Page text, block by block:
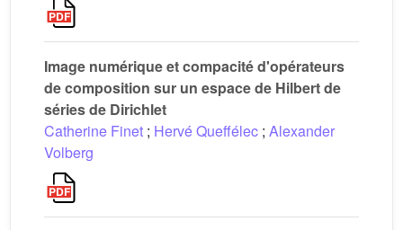
Image numérique et compacité d'opérateurs
de composition sur un espace de Hilbert de
séries de Dirichlet
Catherine Finet ; Hervé Queffélec ; Alexander
Volberg